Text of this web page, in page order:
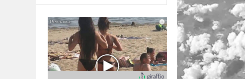
псевдонаучной фантастики,
стало всерьез обсуждаемой
идеей.